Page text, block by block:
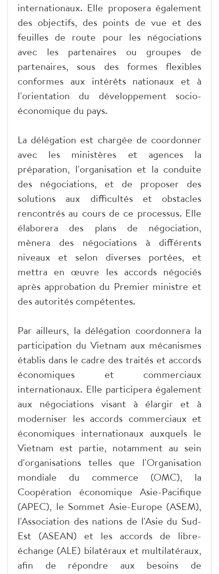
internationaux. Elle proposera également
des objectifs, des points de vue et des
feuilles de route pour les négociations
avec les partenaires ou groupes de
partenaires, sous des formes flexibles
conformes aux intérêts nationaux et à
l'orientation du développement socio-
économique du pays.
La délégation est chargée de coordonner
avec les ministères et agences la
préparation, l'organisation et la conduite
des négociations, et de proposer des
solutions aux difficultés et obstacles
rencontrés au cours de ce processus. Elle
élaborera des plans de négociation,
mènera des négociations à différents
niveaux et selon diverses portées, et
mettra en œuvre les accords négociés
après approbation du Premier ministre et
des autorités compétentes.
Par ailleurs, la délégation coordonnera la
participation du Vietnam aux mécanismes
établis dans le cadre des traités et accords
économiques et commerciaux
internationaux. Elle participera également
aux négociations visant à élargir et à
moderniser les accords commerciaux et
économiques internationaux auxquels le
Vietnam est partie, notamment au sein
d'organisations telles que l'Organisation
mondiale du commerce (OMC), la
Coopération économique Asie-Pacifique
(APEC), le Sommet Asie-Europe (ASEM),
l'Association des nations de l'Asie du Sud-
Est (ASEAN) et les accords de libre-
échange (ALE) bilatéraux et multilatéraux,
afin de répondre aux besoins de